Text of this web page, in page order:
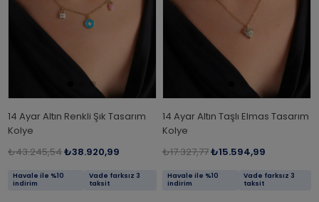
14 Ayar Altın Renkli Şık Tasarım
Kolye
₺43.245,54₺38.920,99
Havale ile %10
indirim
Vade farksız 3
taksit
14 Ayar Altın Taşlı Elmas Tasarım
Kolye
₺17.327,77₺15.594,99
Havale ile %10
indirim
Vade farksız 3
taksit